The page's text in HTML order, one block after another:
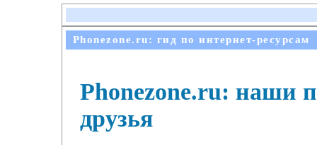
Phonezone.ru: гид по интернет-ресурсам
Phonezone.ru: наши
друзья